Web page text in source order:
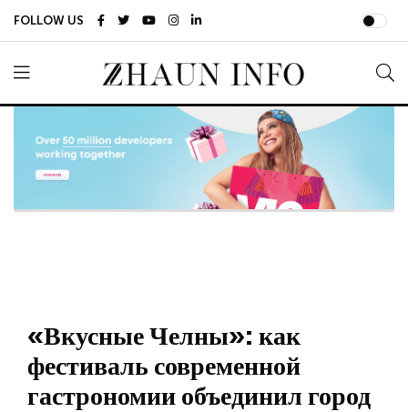
FOLLOW US
«Вкусные Челны»: как
фестиваль современной
гастрономии объединил город